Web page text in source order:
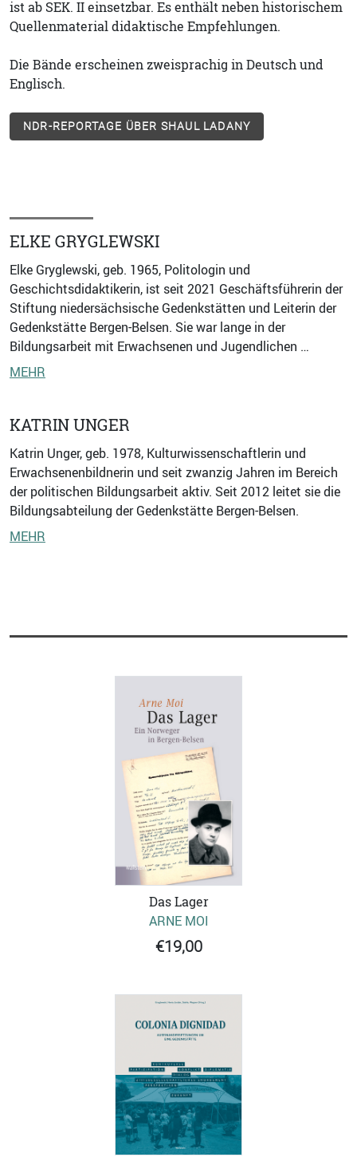
ist ab SEK. II einsetzbar. Es enthält neben historischem
Quellenmaterial didaktische Empfehlungen.
Die Bände erscheinen zweisprachig in Deutsch und
Englisch.
NDR-REPORTAGE ÜBER SHAUL LADANY
ELKE GRYGLEWSKI
Elke Gryglewski, geb. 1965, Politologin und
Geschichtsdidaktikerin, ist seit 2021 Geschäftsführerin der
Stiftung niedersächsische Gedenkstätten und Leiterin der
Gedenkstätte Bergen-Belsen. Sie war lange in der
Bildungsarbeit mit Erwachsenen und Jugendlichen …
MEHR
KATRIN UNGER
Katrin Unger, geb. 1978, Kulturwissenschaftlerin und
Erwachsenenbildnerin und seit zwanzig Jahren im Bereich
der politischen Bildungsarbeit aktiv. Seit 2012 leitet sie die
Bildungsabteilung der Gedenkstätte Bergen-Belsen.
MEHR
Das Lager
ARNE MOI
€19,00